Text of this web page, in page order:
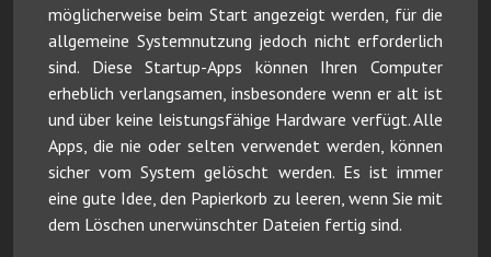
möglicherweise beim Start angezeigt werden, für die
allgemeine Systemnutzung jedoch nicht erforderlich
sind. Diese Startup-Apps können Ihren Computer
erheblich verlangsamen, insbesondere wenn er alt ist
und über keine leistungsfähige Hardware verfügt. Alle
Apps, die nie oder selten verwendet werden, können
sicher vom System gelöscht werden. Es ist immer
eine gute Idee, den Papierkorb zu leeren, wenn Sie mit
dem Löschen unerwünschter Dateien fertig sind.